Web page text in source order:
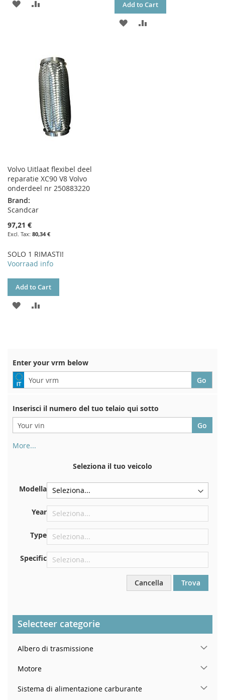
ADD
Add to Cart
ADD
Volvo Uitlaat flexibel deel
reparatie XC90 V8 Volvo
onderdeel nr 250883220
Brand:
Scandcar
97,21 €
80,34 €
SOLO 1 RIMASTI!
Voorraad info
Add to Cart
ADD
Enter your vrm below
Inserisci il numero del tuo telaio qui sotto
More...
immatricolazione. E anche in macchina
Sulla piastra inferiore del sedile anteriore destro
Centrare contro la paratia sotto il cofano
Proprio nel vano motore
Nel montante della portiera posteriore destra
Seleziona il tuo veicolo
Modella
Year
Type
Specific
Cancella Trova
Selecteer categorie
Albero di trasmissione
Motore
Sistema di alimentazione carburante